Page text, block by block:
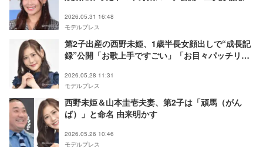
2026.05.31 16:48
モデルプレス
第2子出産の西野未姫、1歳半長女顔出しで“成長記
録”公開「お歌上手ですごい」「お目々パッチリで
2026.05.28 11:31
モデルプレス
西野未姫＆山本圭壱夫妻、第2子は「頑馬（がん
ば）」と命名 由来明かす
2026.05.26 10:46
モデルプレス